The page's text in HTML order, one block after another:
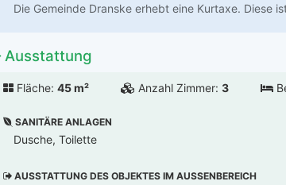
Die Gemeinde Dranske erhebt eine Kurtaxe. Diese
Ausstattung
Fläche: 45 m² Anzahl Zimmer: 3
SANITÄRE ANLAGEN
Dusche, Toilette
AUSSTATTUNG DES OBJEKTES IM AUSSENBEREICH